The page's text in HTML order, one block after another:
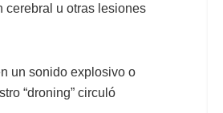
cerebral u otras lesiones
un sonido explosivo o
“droning” circuló